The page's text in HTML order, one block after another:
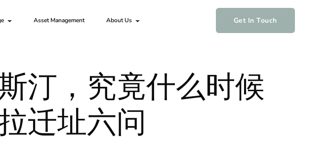
Asset Management About Us Get In Touch
汀，究竟什么时候
迁址六问